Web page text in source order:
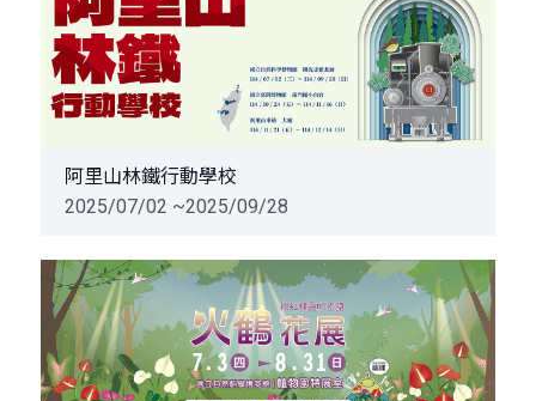
阿里山林鐵行動學校
2025/07/02 ~2025/09/28